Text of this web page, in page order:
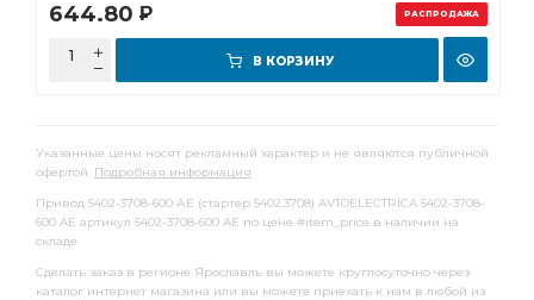
РАСПРОДАЖА
644.80 Р
В КОРЗИНУ
Указанные цены носят рекламный характер и не являются публичной
офертой. Подробная информация
Привод 5402-3708-600 АЕ (стартер 5402.3708) AVTOELECTRICA 5402-3708-
600 AE артикул 5402-3708-600 AE по цене #item_price в наличии на
складе.
Сделать заказ в регионе Ярославль вы можете круглосуточно через
каталог интернет магазина или вы можете приехать к нам в любой из